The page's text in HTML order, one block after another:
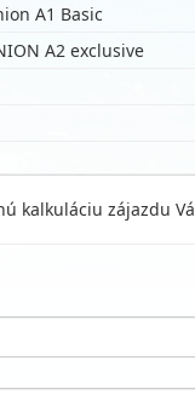
A1 Basic
A2 exclusive
kalkuláciu zájazdu